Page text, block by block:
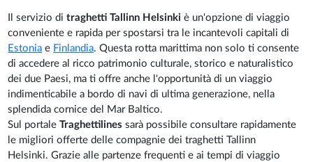
Il servizio ditraghetti Tallinn Helsinkiè un'opzione di viaggio
conveniente e rapida per spostarsi tra le incantevoli capitali di
Estonia e Finlandia. Questa rotta marittima non solo ti consente
di accedere al ricco patrimonio culturale, storico e naturalistico
dei due Paesi, ma ti offre anche l'opportunità di un viaggio
indimenticabile a bordo di navi di ultima generazione, nella
splendida cornice del Mar Baltico.
Sul portaleTraghettilinessarà possibile consultare rapidamente
le migliori offerte delle compagnie dei traghetti Tallinn
Helsinki. Grazie alle partenze frequenti e ai tempi di viaggio